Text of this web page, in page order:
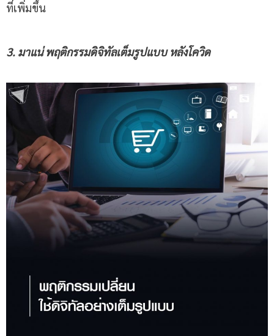
ที่เพิ่มขึ้น
3. มาแน่ พฤติกรรมดิจิทัลเต็มรูปแบบ หลังโควิด